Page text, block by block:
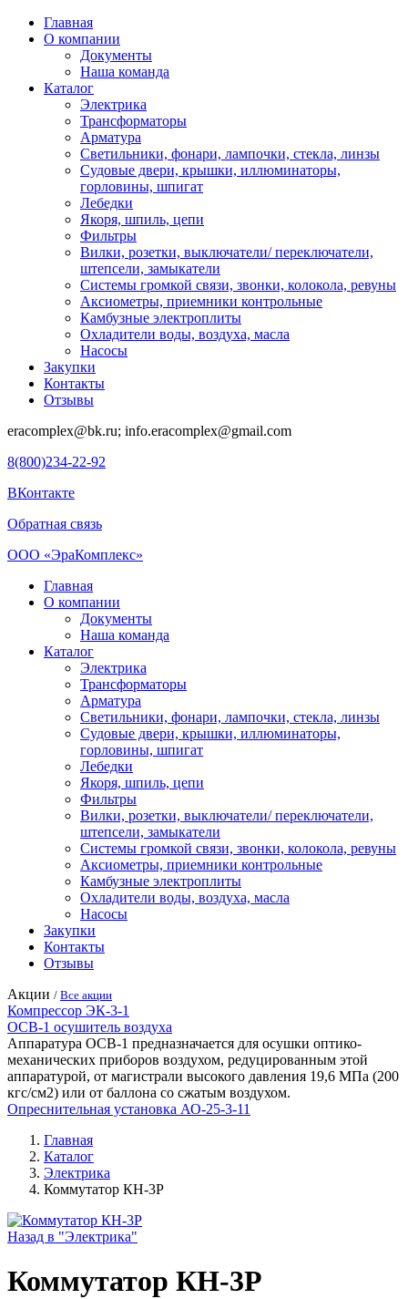
Главная
О компании
Документы
Наша команда
Каталог
Электрика
Трансформаторы
Арматура
Светильники, фонари, лампочки, стекла, линзы
Судовыe двери, крышки, иллюминаторы,
горловины, шпигат
Лебедки
Якоря, шпиль, цепи
Фильтры
Вилки, розетки, выключатели/ переключатели,
штепсели, замыкатели
Системы громкой связи, звонки, колокола, ревуны
Аксиометры, приемники контрольные
Камбузные электроплиты
Охладители воды, воздуха, масла
Насосы
Закупки
Контакты
Отзывы
eracomplex@bk.ru; info.eracomplex@gmail.com
8(800)234-22-92
ВКонтакте
Обратная связь
ООО «ЭраКомплекс»
Главная
О компании
Документы
Наша команда
Каталог
Электрика
Трансформаторы
Арматура
Светильники, фонари, лампочки, стекла, линзы
Судовыe двери, крышки, иллюминаторы,
горловины, шпигат
Лебедки
Якоря, шпиль, цепи
Фильтры
Вилки, розетки, выключатели/ переключатели,
штепсели, замыкатели
Системы громкой связи, звонки, колокола, ревуны
Аксиометры, приемники контрольные
Камбузные электроплиты
Охладители воды, воздуха, масла
Насосы
Закупки
Контакты
Отзывы
Акции / Все акции
Компрессор ЭК-3-1
ОСВ-1 осушитель воздуха
Аппаратура ОСВ-1 предназначается для осушки оптико-
механических приборов воздухом, редуцированным этой
аппаратурой, от магистрали высокого давления 19,6 МПа (200
кгс/см2) или от баллона со сжатым воздухом.
Опреснительная установка АО-25-3-11
Главная
Каталог
Электрика
Коммутатор КН-3Р
Назад в "Электрика"
Коммутатор КН-3Р